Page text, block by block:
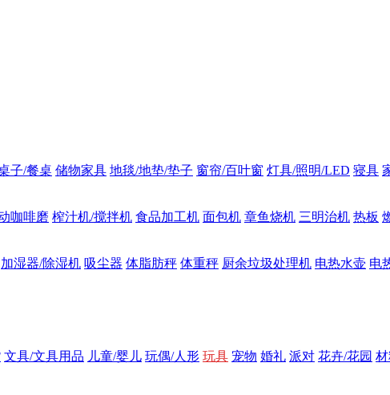
子/餐桌 储物家具 地毯/地垫/垫子 窗帘/百叶窗 灯具/照明/LED 寝具
咖啡磨 榨汁机/搅拌机 食品加工机 面包机 章鱼烧机 三明治机 热板
加湿器/除湿机 吸尘器 体脂肪秤 体重秤 厨余垃圾处理机 电热水壶 电
文具/文具用品 儿童/婴儿 玩偶/人形 玩具 宠物 婚礼 派对 花卉/花园